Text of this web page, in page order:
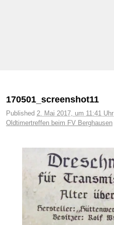
170501_screenshot11
Published 2. Mai 2017, um 11:41 Uhr
Oldtimertreffen beim FV Berghausen